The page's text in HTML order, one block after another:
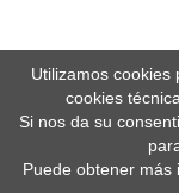
Utilizamos
cookies
Si nos da su
Puede obtener más